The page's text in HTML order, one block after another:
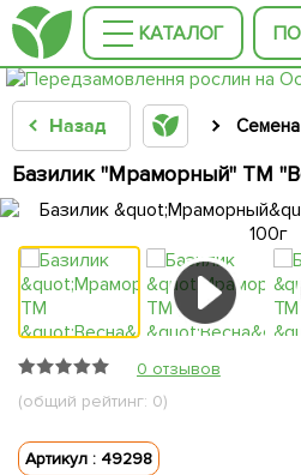
КАТАЛОГ
Назад Семена
Базилик "Мраморный" ТМ
0 отзывов
(общий рейтинг: 0)
Артикул : 49298